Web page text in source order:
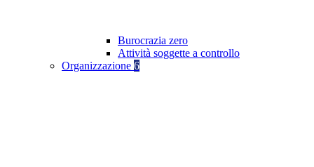
Burocrazia zero
Attività soggette a controllo
Organizzazione 6